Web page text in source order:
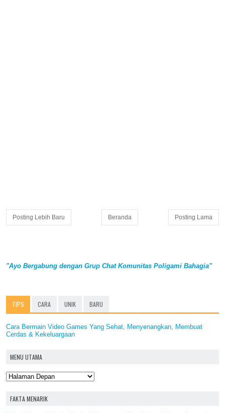
Posting Lebih Baru Posting Lama
Beranda
"Ayo Bergabung dengan Grup Chat Komunitas Poligami Bahagia"
TIPS CARA UNIK BARU
Cara Bermain Video Games Yang Sehat, Menyenangkan, Membuat
Cerdas & Kekeluargaan
MENU UTAMA
FAKTA MENARIK